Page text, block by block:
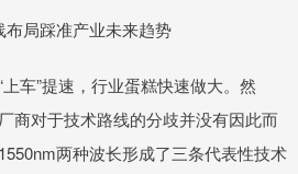
布局踩准产业未来趋势
车”提速，行业蛋糕快速做大。然
商对于技术路线的分歧并没有因此而
两种波长形成了三条代表性技术